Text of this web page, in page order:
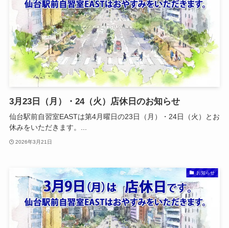
3月23日（月）・24（火）店休日のお知らせ
仙台駅前自習室EASTは第4月曜日の23日（月）・24日（火）とお
休みをいただきます。...
2026年3月21日
お知らせ